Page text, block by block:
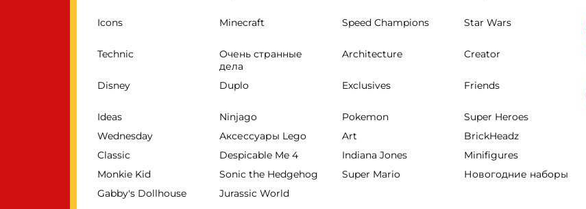
Icons Minecraft Speed Champions Star Wars
Technic
Очень странные
дела
Architecture Creator
Disney Duplo Exclusives Friends
Ideas Ninjago Pokemon
Super Heroes
Wednesday
Аксессуары Lego Art
BrickHeadz
Classic
Despicable Me 4 Indiana Jones
Minifigures
Monkie Kid
Sonic the Hedgehog Super Mario
Новогодние наборы
Gabby's Dollhouse
Jurassic World